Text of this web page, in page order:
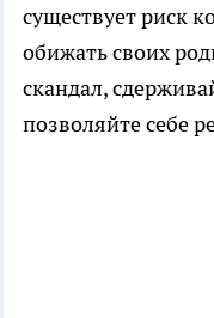
существует риск
обижать своих
скандал,
позволяйте себе